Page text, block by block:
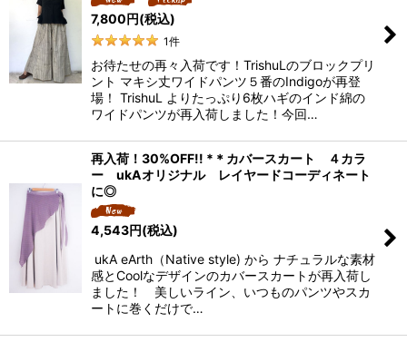
7,800円(税込)
1件
お待たせの再々入荷です！TrishuLのブロックプリ
ント マキシ丈ワイドパンツ５番のIndigoが再登
場！ TrishuL よりたっぷり6枚ハギのインド綿の
ワイドパンツが再入荷しました！今回…
再入荷！30%OFF!! *＊カバースカート ４カラ
ー ukAオリジナル レイヤードコーディネート
に◎
4,543円(税込)
ukA eArth（Native style) から ナチュラルな素材
感とCoolなデザインのカバースカートが再入荷し
ました！ 美しいライン、いつものパンツやスカ
ートに巻くだけで…